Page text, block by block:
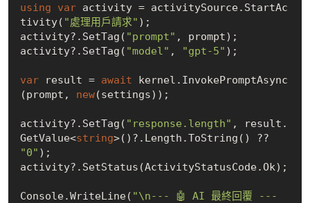
using
var activity = activitySource.StartAc
tivity( "處理用戶請求" );
activity?.SetTag( "prompt" , prompt);
activity?.SetTag( "model" , "gpt-5" );
var result = await kernel.InvokePromptAsync
(prompt, new(settings));
activity?.SetTag( "response.length" , result.
GetValue<string
"0" );
activity?.SetStatus(ActivityStatusCode.Ok);
Console.WriteLine( "\n--- 🤖 AI 最終回覆 ---